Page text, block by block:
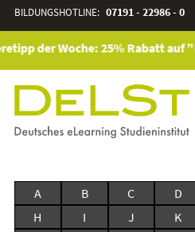
BILDUNGSHOTLINE: 07191 - 22986 - 0
der Woche: 25% Rabatt auf
A B C D
H
I J K